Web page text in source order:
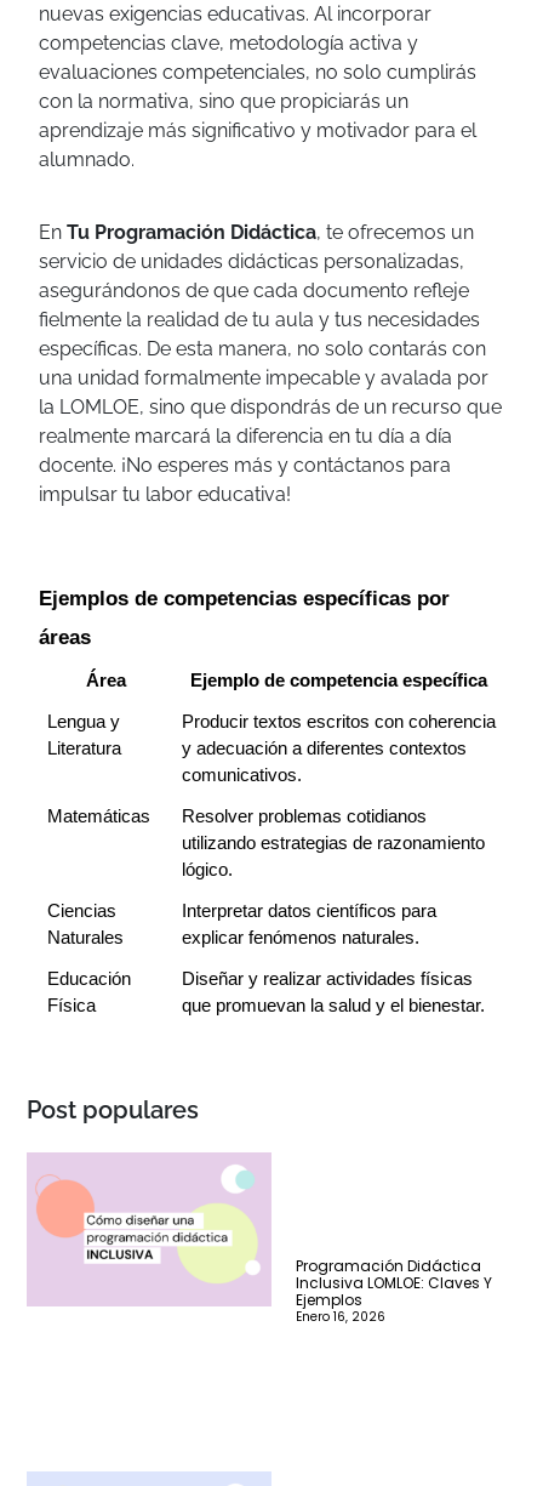
nuevas exigencias educativas. Al incorporar
competencias clave, metodología activa y
evaluaciones competenciales, no solo cumplirás
con la normativa, sino que propiciarás un
aprendizaje más significativo y motivador para el
alumnado.
En Tu Programación Didáctica, te ofrecemos un
servicio de unidades didácticas personalizadas,
asegurándonos de que cada documento refleje
fielmente la realidad de tu aula y tus necesidades
específicas. De esta manera, no solo contarás con
una unidad formalmente impecable y avalada por
la LOMLOE, sino que dispondrás de un recurso que
realmente marcará la diferencia en tu día a día
docente. ¡No esperes más y contáctanos para
impulsar tu labor educativa!
Ejemplos de competencias específicas por
áreas
Área Ejemplo de competencia específica
Lengua y
Literatura
Producir textos escritos con coherencia
y adecuación a diferentes contextos
comunicativos.
Matemáticas
Resolver problemas cotidianos
utilizando estrategias de razonamiento
lógico.
Ciencias
Naturales
Interpretar datos científicos para
explicar fenómenos naturales.
Educación
Física
Diseñar y realizar actividades físicas
que promuevan la salud y el bienestar.
Post populares
Programación Didáctica
Inclusiva LOMLOE: Claves Y
Ejemplos
Enero 16, 2026